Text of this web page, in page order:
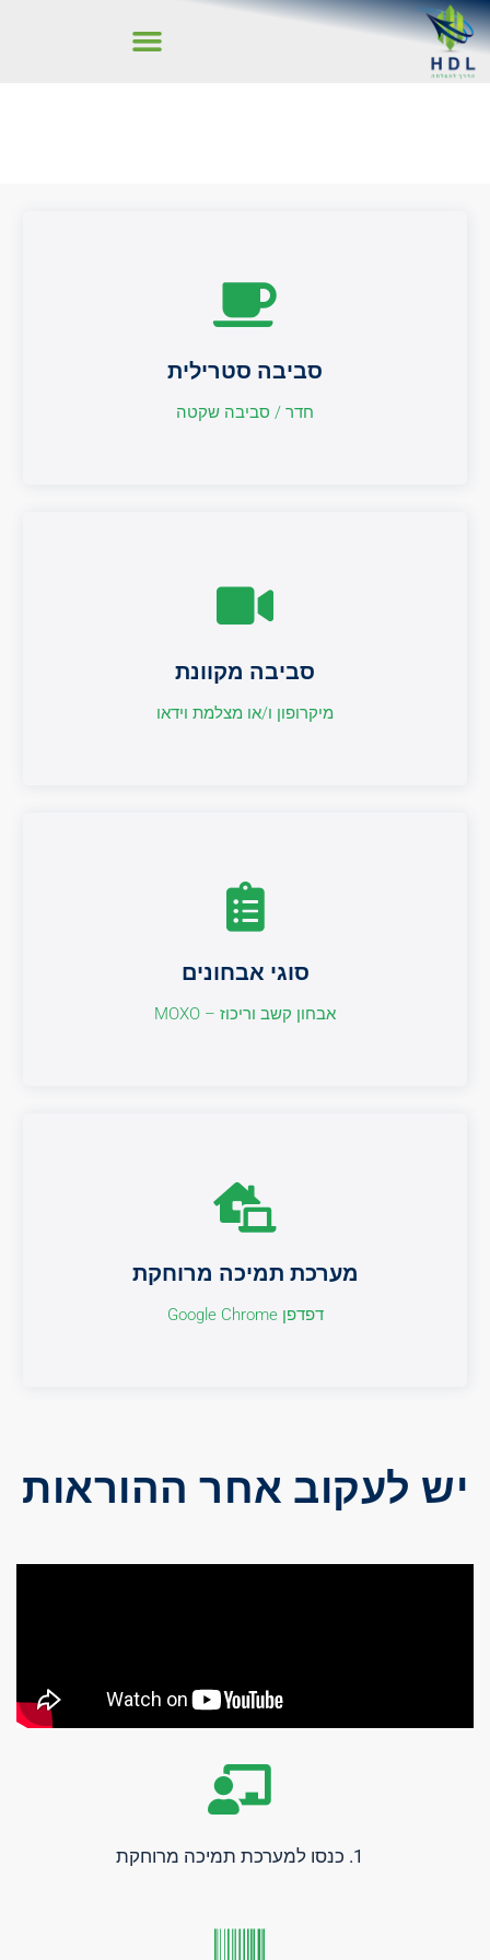
סביבה סטרילית
חדר / סביבה שקטה
סביבה סטרילית
חדר / סביבה שקטה
סביבה מקוונת
מיקרופון ו/או מצלמת וידאו
סביבה מקוונת
מיקרופון ו/או מצלמת וידאו
סוגי אבחונים
אבחון קשב וריכוז – MOXO
סוגי אבחונים
אבחון קשב וריכוז – MOXO
מערכת תמיכה מרוחקת
דפדפן Google Chrome
מערכת תמיכה מרוחקת
דפדפן Google Chrome
יש לעקוב אחר ההוראות
1. כנסו למערכת תמיכה מרוחקת